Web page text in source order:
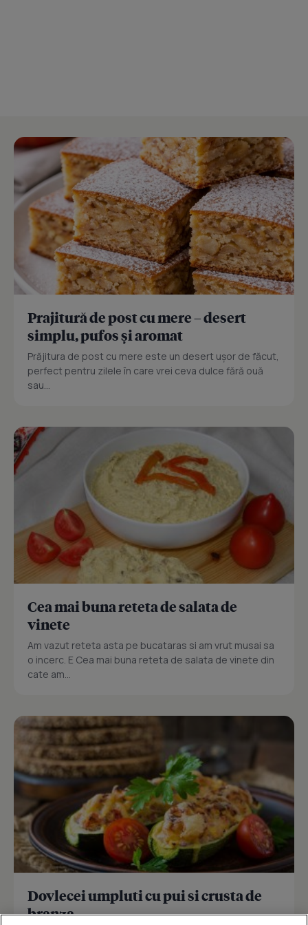
Prajitură de post cu mere – desert
simplu, pufos și aromat
Prăjitura de post cu mere este un desert ușor de făcut,
perfect pentru zilele în care vrei ceva dulce fără ouă
sau...
Cea mai buna reteta de salata de
vinete
Am vazut reteta asta pe bucataras si am vrut musai sa
o incerc. E Cea mai buna reteta de salata de vinete din
cate am...
Dovlecei umpluti cu pui si crusta de
branza